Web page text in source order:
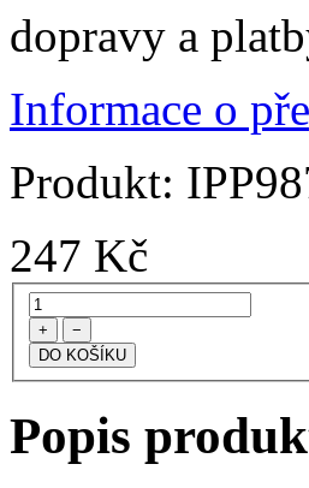
dopravy a
Informace o
Produkt:
247 Kč
+ −
Popis